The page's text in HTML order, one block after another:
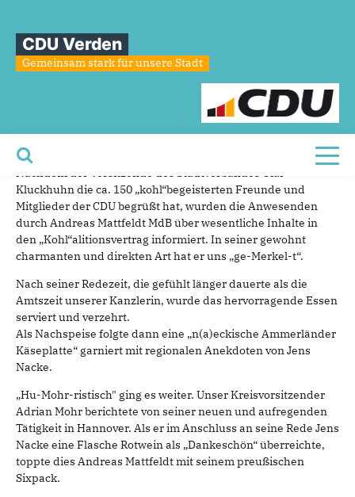
CDU Verden
Gemeinsam stark für unsere Stadt
Sie sind hier
VorabendlicherAschermittwoch
Atmosphäre!
Nachdem der Vorsitzende des Stadtverbandes Olaf
Kluckhuhn die ca. 150 „kohl“begeisterten Freunde und
Mitglieder der CDU begrüßt hat, wurden die Anwesenden
durch Andreas Mattfeldt MdB über wesentliche Inhalte in
den „Kohl“alitionsvertrag informiert. In seiner gewohnt
charmanten und direkten Art hat er uns „ge-Merkel-t“.
Nach seiner Redezeit, die gefühlt länger dauerte als die
Amtszeit unserer Kanzlerin, wurde das hervorragende Essen
serviert und verzehrt.
Als Nachspeise folgte dann eine „n(a)eckische Ammerländer
Käseplatte“ garniert mit regionalen Anekdoten von Jens
Nacke.
„Hu-Mohr-ristisch" ging es weiter. Unser Kreisvorsitzender
Adrian Mohr berichtete von seiner neuen und aufregenden
Tätigkeit in Hannover. Als er im Anschluss an seine Rede Jens
Nacke eine Flasche Rotwein als „Dankeschön“ überreichte,
toppte dies Andreas Mattfeldt mit seinem preußischen
Sixpack.